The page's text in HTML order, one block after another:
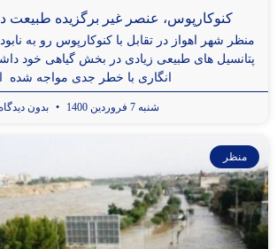
کنوکارپوس، عنصر غیر برگزیده طبیعت
منظر شهر اهواز در تقابل با کنوکارپوس رو به
پتانسیل های طبیعی زیادی در بخش گیاهی خود
انگاری با خطر جدی مواجه شده
شنبه 7 فروردین 1400 بدون
منظر